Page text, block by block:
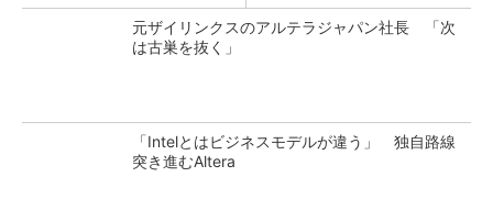
元ザイリンクスのアルテラジャパン社長 「次
は古巣を抜く」
「Intelとはビジネスモデルが違う」 独自路線
突き進むAltera